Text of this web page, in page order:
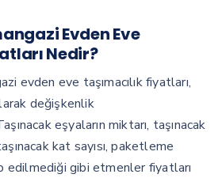
Evden Eve
Nedir?
evden eve taşımacılık fiyatları,
değişkenlik
eşyaların miktarı, taşınacak
kat sayısı, paketleme
gibi etmenler fiyatları